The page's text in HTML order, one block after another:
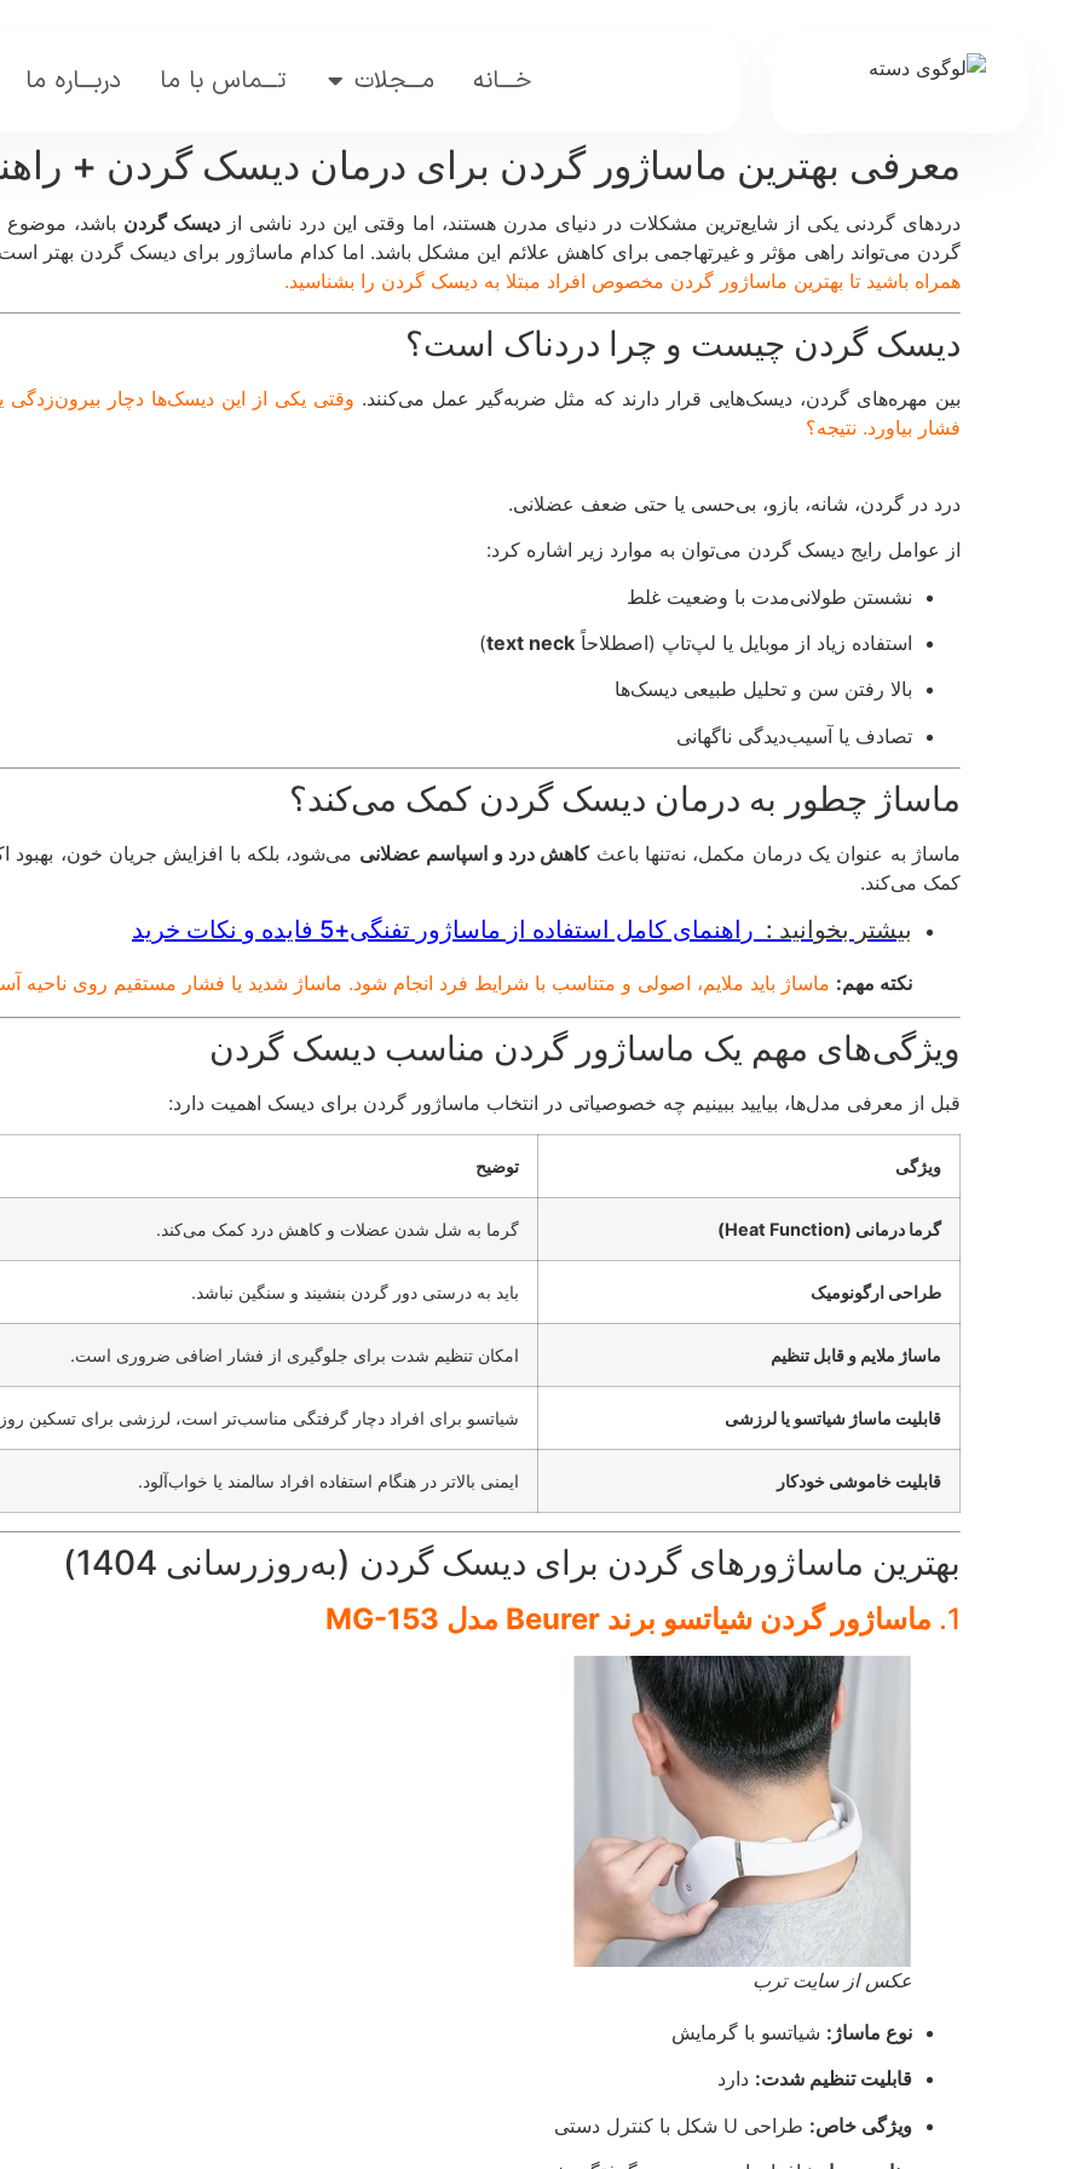
خـــانه مـــجلات تـــماس با ما دربـــاره ما
معرفی بهترین ماساژور گردن برای درمان دیسک گردن +
دردهای گردنی یکی از شایع‌ترین مشکلات در دنیای مدرن هستند، اما وقتی این درد ناشی از دیسک گردن باشد، موضوع
گردن می‌تواند راهی مؤثر و غیرتهاجمی برای کاهش علائم این مشکل باشد. اما کدام ماساژور برای دیسک گردن بهتر
همراه باشید تا بهترین ماساژور گردن مخصوص افراد مبتلا به دیسک گردن را بشناسید.
دیسک گردن چیست و چرا دردناک است؟
بین مهره‌های گردن، دیسک‌هایی قرار دارند که مثل ضربه‌گیر عمل می‌کنند. وقتی یکی از این دیسک‌ها دچار
فشار بیاورد. نتیجه؟
درد در گردن، شانه، بازو، بی‌حسی یا حتی ضعف عضلانی.
از عوامل رایج دیسک گردن می‌توان به موارد زیر اشاره کرد:
نشستن طولانی‌مدت با وضعیت غلط
استفاده زیاد از موبایل یا لپ‌تاپ (اصطلاحاً text neck
)
بالا رفتن سن و تحلیل طبیعی دیسک‌ها
تصادف یا آسیب‌دیدگی ناگهانی
ماساژ چطور به درمان دیسک گردن کمک می‌کند؟
ماساژ به عنوان یک درمان مکمل، نه‌تنها باعثکاهش درد و اسپاسم عضلانی می‌شود، بلکه با افزایش جریان خون،
کمک می‌کند.
بیشتر بخوانید : راهنمای کامل استفاده از ماساژور تفنگی+5 فایده و نکات خرید
نکته مهم: ماساژ باید ملایم، اصولی و متناسب با شرایط فرد انجام شود. ماساژ شدید یا فشار مستقیم روی
ویژگی‌های مهم یک ماساژور گردن مناسب دیسک گردن
قبل از معرفی مدل‌ها، بیایید ببینیم چه خصوصیاتی در انتخاب ماساژور گردن برای دیسک اهمیت دارد:
ویژگی توضیح
گرما درمانی (Heat Function) گرما به شل شدن عضلات و کاهش درد کمک می‌کند.
طراحی ارگونومیک باید به درستی دور گردن بنشیند و سنگین نباشد.
ماساژ ملایم و قابل تنظیم امکان تنظیم شدت برای جلوگیری از فشار اضافی ضروری است.
قابلیت ماساژ شیاتسو یا لرزشی شیاتسو برای افراد دچار گرفتگی مناسب‌تر است، لرزشی برای تسکین
قابلیت خاموشی خودکار ایمنی بالاتر در هنگام استفاده افراد سالمند یا خواب‌آلود.
بهترین ماساژورهای گردن برای دیسک گردن (به‌روزرسانی 1404)
1. ماساژور گردن شیاتسو برند Beurer مدل MG-153
عکس از سایت ترب
نوع ماساژ: شیاتسو با گرمایش
قابلیت تنظیم شدت: دارد
ویژگی خاص: طراحی U شکل با کنترل دستی